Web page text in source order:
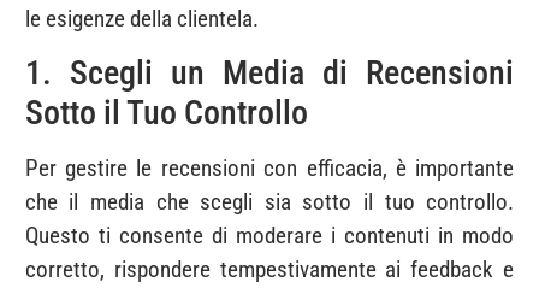
le esigenze della clientela.
1. Scegli un Media di Recensioni
Sotto il Tuo Controllo
Per gestire le recensioni con efficacia, è importante
che il media che scegli sia sotto il tuo controllo.
Questo ti consente di moderare i contenuti in modo
corretto, rispondere tempestivamente ai feedback e